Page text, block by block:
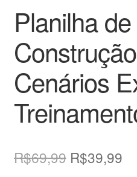
Planilha de
Cenários
R$69,99 O
R$39,99O